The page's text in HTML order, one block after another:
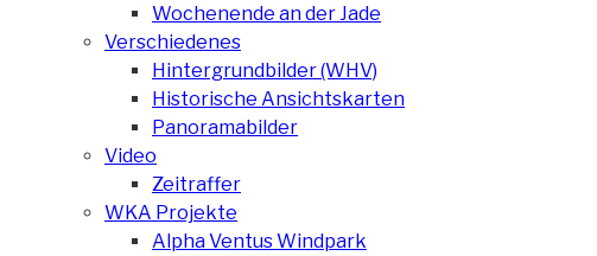
Wochenende an der Jade
Verschiedenes
Hintergrundbilder (WHV)
Historische Ansichtskarten
Panoramabilder
Video
Zeitraffer
WKA Projekte
Alpha Ventus Windpark